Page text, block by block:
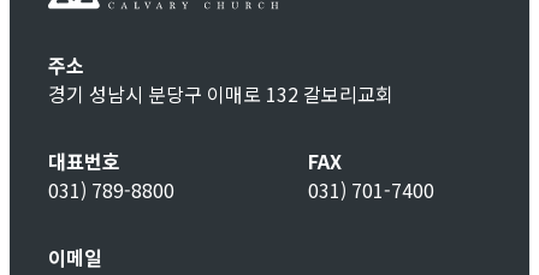
주소
경기 성남시 분당구 이매로 132 갈보리교회
대표번호
031) 789-8800
FAX
031) 701-7400
이메일